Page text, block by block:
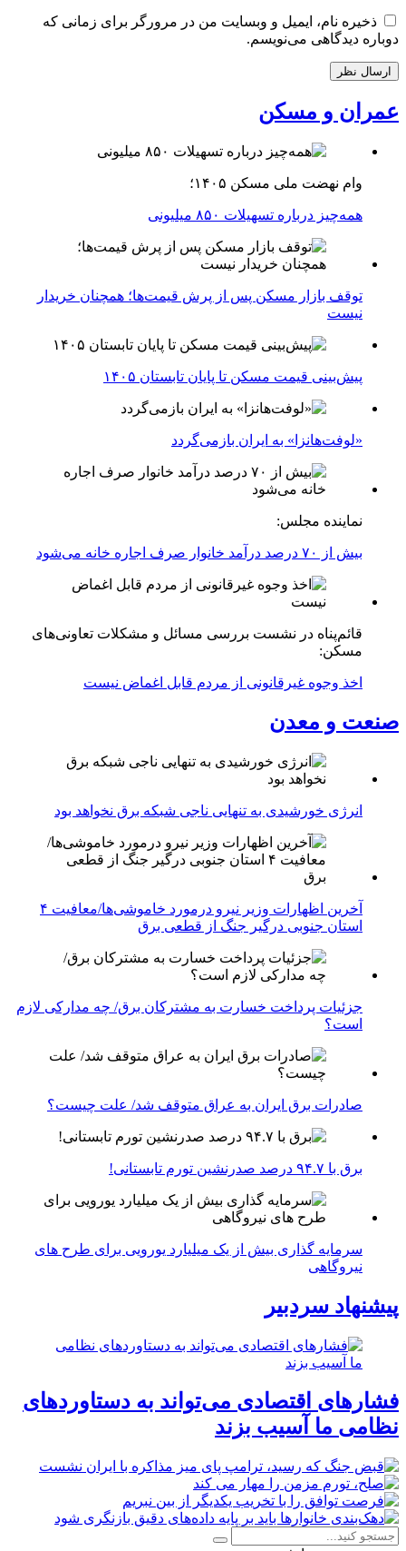
ذخیره نام، ایمیل و وبسایت من در مرورگر برای زمانی که
دوباره دیدگاهی می‌نویسم.
عمران و مسکن
وام نهضت ملی مسکن ۱۴۰۵؛
همه‌چیز درباره تسهیلات ۸۵۰ میلیونی
توقف بازار مسکن پس از پرش قیمت‌ها؛ همچنان خریدار
نیست
پیش‌بینی قیمت مسکن تا پایان تابستان ۱۴۰۵
«لوفت‌هانزا» به ایران بازمی‌گردد
نماینده مجلس:
بیش از ۷۰ درصد درآمد خانوار صرف اجاره خانه می‌شود
قائم‌پناه در نشست بررسی مسائل و مشکلات تعاونی‌های
مسکن:
اخذ وجوه غیرقانونی از مردم قابل اغماض نیست
صنعت و معدن
انرژی خورشیدی به تنهایی ناجی شبکه برق نخواهد بود
آخرین اظهارات وزیر نیرو درمورد خاموشی‌ها/معافیت ۴
استان جنوبی درگیر جنگ از قطعی برق
جزئیات پرداخت خسارت به مشترکان برق/ چه مدارکی لازم
است؟
صادرات برق ایران به عراق متوقف شد/ علت چیست؟
برق با ۹۴.۷ درصد صدرنشین تورم تابستانی!
سرمایه گذاری بیش از یک میلیارد یورویی برای طرح های
نیروگاهی
پیشنهاد سردبیر
فشارهای اقتصادی می‌تواند به دستاوردهای
نظامی ما آسیب بزند